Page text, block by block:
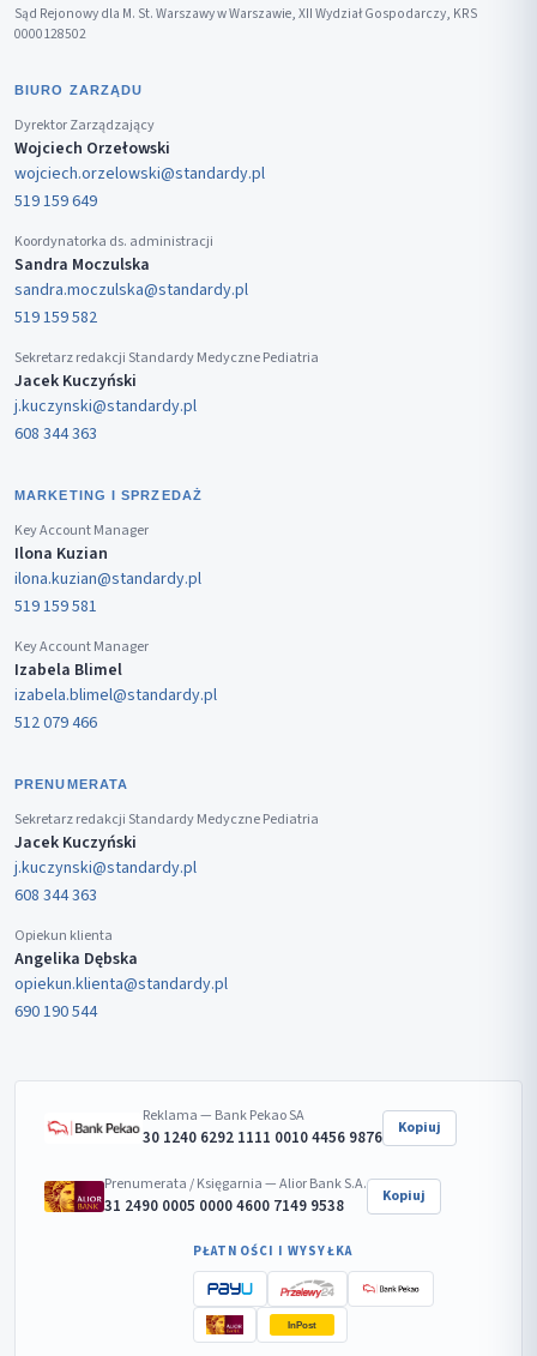
Sąd Rejonowy dla M. St. Warszawy w Warszawie, XII Wydział Gospodarczy, KRS
0000128502
BIURO ZARZĄDU
Dyrektor Zarządzający
Wojciech Orzełowski
wojciech.orzelowski@standardy.pl
519 159 649
Koordynatorka ds. administracji
Sandra Moczulska
sandra.moczulska@standardy.pl
519 159 582
Sekretarz redakcji Standardy Medyczne Pediatria
Jacek Kuczyński
j.kuczynski@standardy.pl
608 344 363
MARKETING I SPRZEDAŻ
Key Account Manager
Ilona Kuzian
ilona.kuzian@standardy.pl
519 159 581
Key Account Manager
Izabela Blimel
izabela.blimel@standardy.pl
512 079 466
PRENUMERATA
Sekretarz redakcji Standardy Medyczne Pediatria
Jacek Kuczyński
j.kuczynski@standardy.pl
608 344 363
Opiekun klienta
Angelika Dębska
opiekun.klienta@standardy.pl
690 190 544
Reklama — Bank Pekao SA
30 1240 6292 1111 0010 4456 9876 Kopiuj
Prenumerata / Księgarnia — Alior Bank S.A.
31 2490 0005 0000 4600 7149 9538 Kopiuj
PŁATNOŚCI I WYSYŁKA
InPost